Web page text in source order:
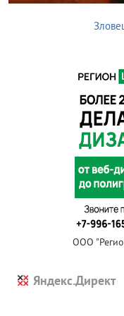
ООО
Яндекс.Директ